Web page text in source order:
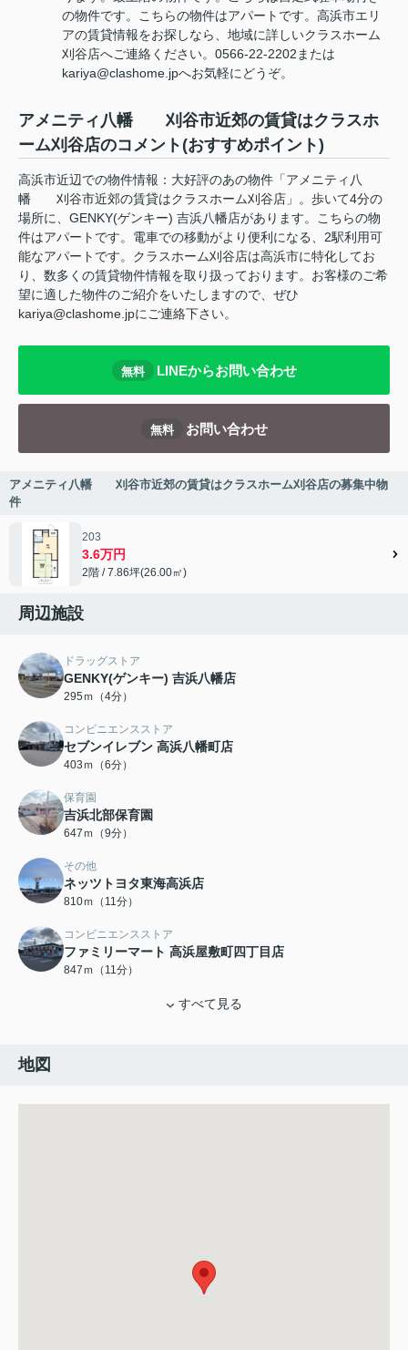
の物件です。こちらの物件はアパートです。高浜市エリ
アの賃貸情報をお探しなら、地域に詳しいクラスホーム
刈谷店へご連絡ください。0566-22-2202または
kariya@clashome.jpへお気軽にどうぞ。
アメニティ八幡 刈谷市近郊の賃貸はクラスホ
ーム刈谷店のコメント(おすすめポイント)
高浜市近辺での物件情報：大好評のあの物件「アメニティ八
幡 刈谷市近郊の賃貸はクラスホーム刈谷店」。歩いて4分の
場所に、GENKY(ゲンキー) 吉浜八幡店があります。こちらの物
件はアパートです。電車での移動がより便利になる、2駅利用可
能なアパートです。クラスホーム刈谷店は高浜市に特化してお
り、数多くの賃貸物件情報を取り扱っております。お客様のご希
望に適した物件のご紹介をいたしますので、ぜひ
kariya@clashome.jpにご連絡下さい。
無料 LINEからお問い合わせ
無料 お問い合わせ
アメニティ八幡 刈谷市近郊の賃貸はクラスホーム刈谷店の募集中物
件
203
3.6万円
2階 / 7.86坪(26.00㎡)
周辺施設
ドラッグストア
GENKY(ゲンキー) 吉浜八幡店
295ｍ（4分）
コンビニエンスストア
セブンイレブン 高浜八幡町店
403ｍ（6分）
保育園
吉浜北部保育園
647ｍ（9分）
その他
ネッツトヨタ東海高浜店
810ｍ（11分）
コンビニエンスストア
ファミリーマート 高浜屋敷町四丁目店
847ｍ（11分）
すべて見る
地図